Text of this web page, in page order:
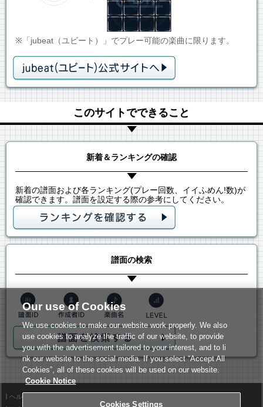
※「jubeat（ユビート）」でプレー可能の楽曲に限ります。
このサイトでできること
新着＆ランキングの確認
新着の譜面および各ランキング(プレー回数、イイふめん!数)が
確認できます。譜面を設定する際の参考にしてください。
譜面の検索
ヘルプ
Our use of Cookies
We use cookies to make our website work properly. We also
use cookies to analyze the traffic of our website, to provide
you with the advertisement tailored to your interest, and to li
nk our website to the social media. If you select “Accept All
Cookies”, all of these cookies will be used on our website.
Cookie Notice
Cookies Settings